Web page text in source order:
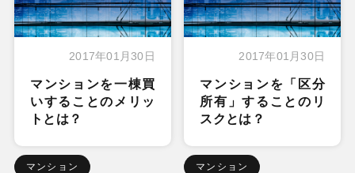
2017年01月30日
マンションを一棟買
いすることのメリッ
トとは？
マンション
2017年01月30日
マンションを「区分
所有」することのリ
スクとは？
マンション